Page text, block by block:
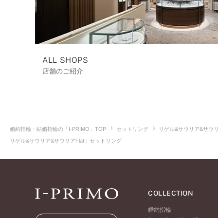
ALL SHOPS
店舗のご紹介
婚約指輪・結婚指輪の「I-PRIMO」TOP セットリング
リゲル&サウリア&サウ
リゲル&サウリア&サウリアFlat｜セットリング
COLLECTION
婚約指輪